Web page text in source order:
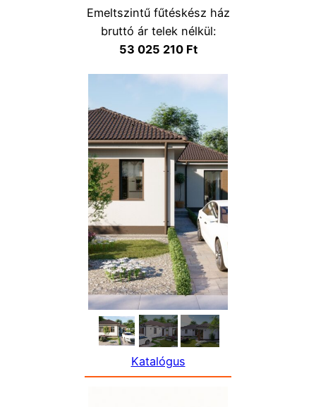
Emeltszintű fűtéskész ház
bruttó ár telek nélkül:
53 025 210 Ft
Katalógus